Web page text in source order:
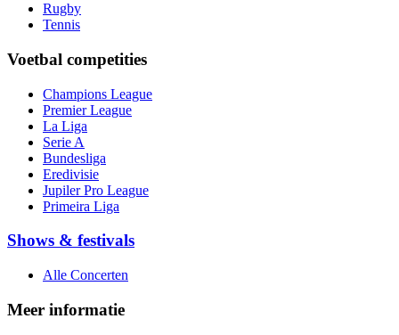
Rugby
Tennis
Voetbal competities
Champions League
Premier League
La Liga
Serie A
Bundesliga
Eredivisie
Jupiler Pro League
Primeira Liga
Shows & festivals
Alle Concerten
Meer informatie